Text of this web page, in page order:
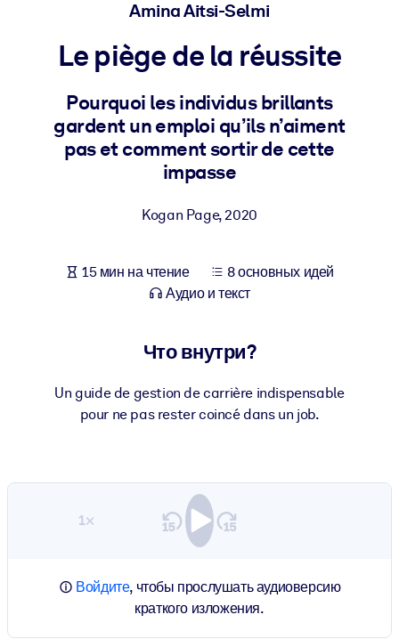
ПО СИСТЕМАМ
Интегрируйте краткие проверенные знания в вашу LMS/LXP для
лучших результатов обучения.
Для корпоративных библиотек
использованию бизнес-знаниями.
Используйте надежные структурированные знания для
результатов ваших ИИ-систем.
Amina Aitsi-Selmi
Le piège de la réussite
Pourquoi les individus brillants
gardent un emploi qu’ils n’aiment
pas et comment sortir de cette
impasse
Kogan Page,2020
15 мин на чтение
8 основных идей
Аудио и текст
Что внутри?
Un guide de gestion de carrière indispensable
pour ne pas rester coincé dans un job.
1×
Войдите, чтобы прослушать аудиоверсию
краткого изложения.